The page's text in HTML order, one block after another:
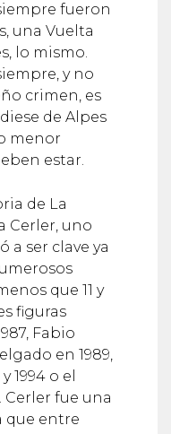
fueron
una Vuelta
lo mismo.
y no
crimen, es
de Alpes
menor
estar.
de La
Cerler, uno
a ser clave ya
que 11 y
figuras
Fabio
en 1989,
1994 o el
Cerler fue una
que entre